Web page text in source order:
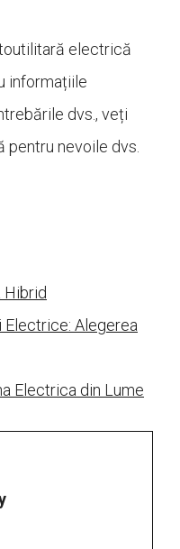
electrică
informațiile
dvs., veți
pentru nevoile dvs.
Hibrid
Electrice: Alegerea
Electrica din Lume